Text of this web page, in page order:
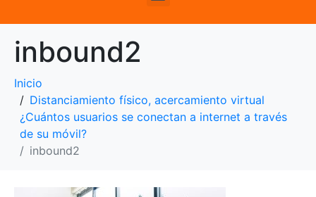
inbound2
Inicio
Distanciamiento físico, acercamiento virtual
¿Cuántos usuarios se conectan a internet a través
de su móvil?
inbound2